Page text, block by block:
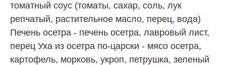
томатный соус (томаты, сахар, соль, лук
репчатый, растительное масло, перец, вода)
Печень осетра - печень осетра, лавровый лист,
перец Уха из осетра по-царски - мясо осетра,
картофель, морковь, укроп, петрушка, зеленый